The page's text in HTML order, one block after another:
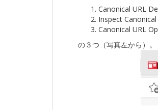
Canonical URL
Inspect Canonical
Canonical URL
の３つ（写真左から）。